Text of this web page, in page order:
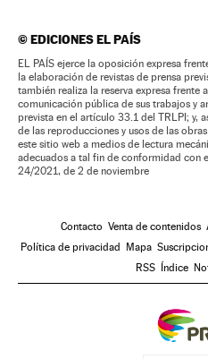
©EDICIONES EL PAÍS
EL PAÍS ejerce la oposición expresa
la elaboración de revistas de prensa
también realiza la reserva expresa
comunicación pública de sus trabajos y
prevista en el artículo 33.1 del TRLPI; y,
de las reproducciones y usos de las
este sitio web a medios de lectura
adecuados a tal fin de conformidad con
24/2021, de 2 de noviembre
Contacto Venta de contenidos
Política de privacidad Mapa
RSS Índice